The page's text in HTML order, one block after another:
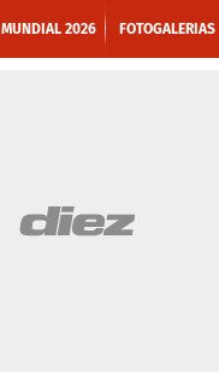
MUNDIAL 2026 FOTOGALERIAS